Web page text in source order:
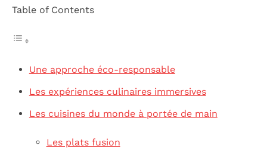
Table of Contents
Une approche éco-responsable
Les expériences culinaires immersives
Les cuisines du monde à portée de main
Les plats fusion